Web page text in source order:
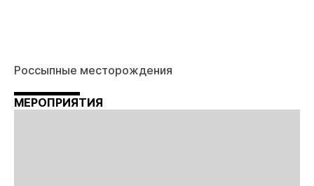
Россыпные месторождения
МЕРОПРИЯТИЯ